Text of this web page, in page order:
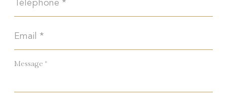
*
Message